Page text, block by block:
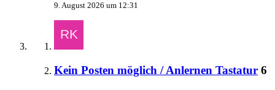
9. August 2026 um 12:31
Kein Posten möglich / Anlernen Tastatur 6